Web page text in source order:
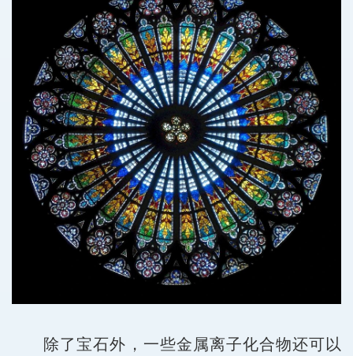
除了宝石外，一些金属离子化合物还可以